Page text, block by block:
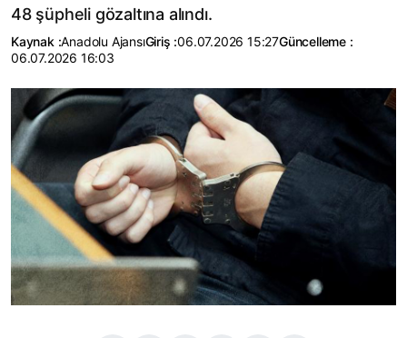
48 şüpheli gözaltına alındı.
Kaynak :Anadolu AjansıGiriş :06.07.2026 15:27Güncelleme :
06.07.2026 16:03